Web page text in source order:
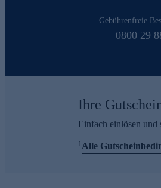
Gebührenfreie
0800 29
Ihre
Einfach einlösen und
1Alle